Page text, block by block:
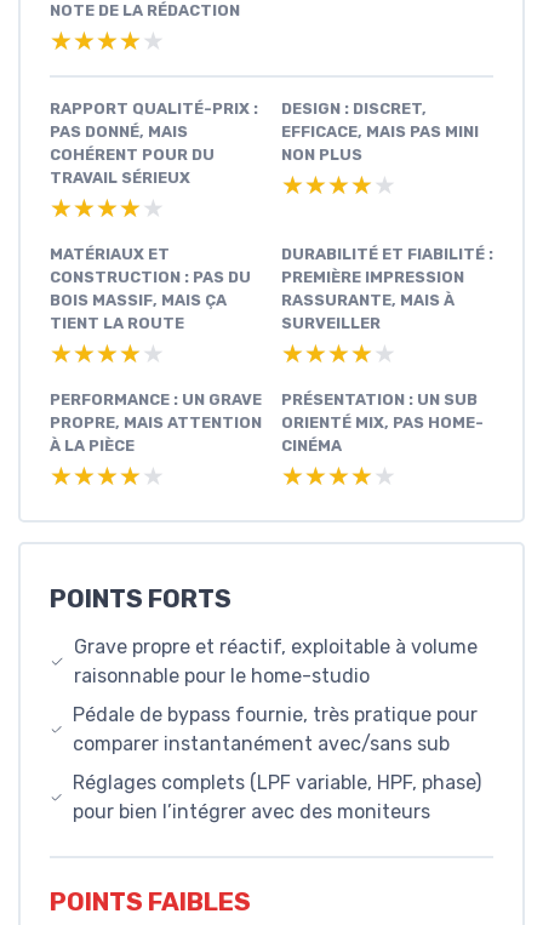
NOTE DE LA RÉDACTION
★★★★★
★★★★★
RAPPORT QUALITÉ-PRIX :
PAS DONNÉ, MAIS
COHÉRENT POUR DU
TRAVAIL SÉRIEUX
★★★★★
★★★★★
DESIGN : DISCRET,
EFFICACE, MAIS PAS MINI
NON PLUS
★★★★★
★★★★★
MATÉRIAUX ET
CONSTRUCTION : PAS DU
BOIS MASSIF, MAIS ÇA
TIENT LA ROUTE
★★★★★
★★★★★
DURABILITÉ ET FIABILITÉ :
PREMIÈRE IMPRESSION
RASSURANTE, MAIS À
SURVEILLER
★★★★★
★★★★★
PERFORMANCE : UN GRAVE
PROPRE, MAIS ATTENTION
À LA PIÈCE
★★★★★
★★★★★
PRÉSENTATION : UN SUB
ORIENTÉ MIX, PAS HOME-
CINÉMA
★★★★★
★★★★★
POINTS FORTS
Grave propre et réactif, exploitable à volume
raisonnable pour le home-studio
Pédale de bypass fournie, très pratique pour
comparer instantanément avec/sans sub
Réglages complets (LPF variable, HPF, phase)
pour bien l’intégrer avec des moniteurs
POINTS FAIBLES